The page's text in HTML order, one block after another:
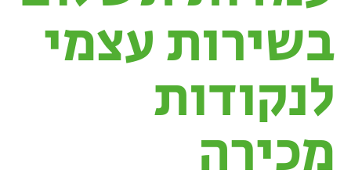
בשירות עצמי
לנקודות
מכירה